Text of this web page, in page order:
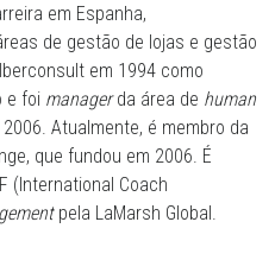
em Espanha,
de gestão de lojas e gestão
em 1994 como
e foi managerda área de human
Atualmente, é membro da
que fundou em 2006. É
(International Coach
pela LaMarsh Global.